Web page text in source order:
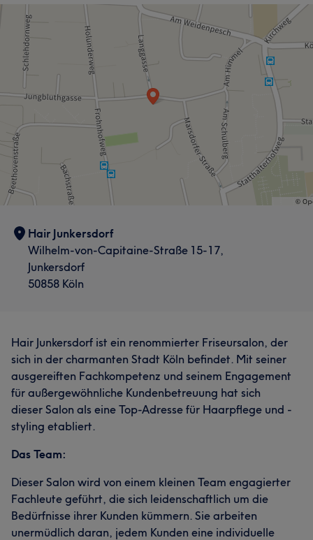
Hair Junkersdorf
Wilhelm-von-Capitaine-Straße 15-17,
Junkersdorf
50858 Köln
Hair Junkersdorf ist ein renommierter Friseursalon, der
sich in der charmanten Stadt Köln befindet. Mit seiner
ausgereiften Fachkompetenz und seinem Engagement
für außergewöhnliche Kundenbetreuung hat sich
dieser Salon als eine Top-Adresse für Haarpflege und -
styling etabliert.
Das Team:
Dieser Salon wird von einem kleinen Team engagierter
Fachleute geführt, die sich leidenschaftlich um die
Bedürfnisse ihrer Kunden kümmern. Sie arbeiten
unermüdlich daran, jedem Kunden eine individuelle